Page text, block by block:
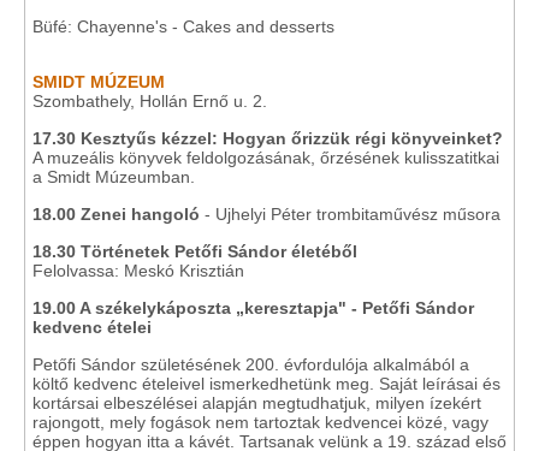
Büfé: Chayenne's - Cakes and desserts
SMIDT MÚZEUM
Szombathely, Hollán Ernő u. 2.
17.30 Kesztyűs kézzel: Hogyan őrizzük régi könyveinket?
A muzeális könyvek feldolgozásának, őrzésének kulisszatitkai
a Smidt Múzeumban.
18.00 Zenei hangoló - Ujhelyi Péter trombitaművész műsora
18.30 Történetek Petőfi Sándor életéből
Felolvassa: Meskó Krisztián
19.00 A székelykáposzta „keresztapja" - Petőfi Sándor
kedvenc ételei
Petőfi Sándor születésének 200. évfordulója alkalmából a
költő kedvenc ételeivel ismerkedhetünk meg. Saját leírásai és
kortársai elbeszélései alapján megtudhatjuk, milyen ízekért
rajongott, mely fogások nem tartoztak kedvencei közé, vagy
éppen hogyan itta a kávét. Tartsanak velünk a 19. század első